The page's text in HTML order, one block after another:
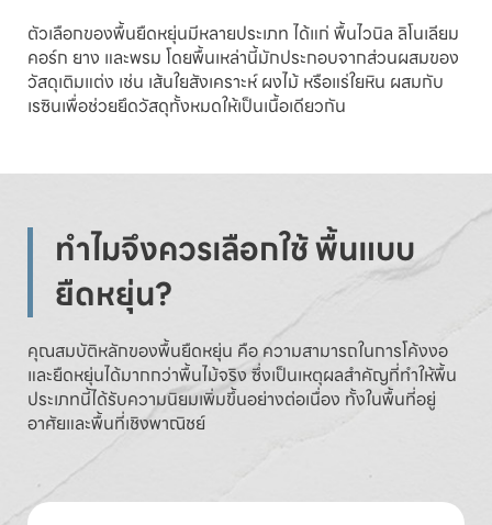
ตัวเลือกของพื้นยืดหยุ่นมีหลายประเภท ได้แก่ พื้นไวนิล ลิโนเลียม
คอร์ก ยาง และพรม โดยพื้นเหล่านี้มักประกอบจากส่วนผสมของ
วัสดุเติมแต่ง เช่น เส้นใยสังเคราะห์ ผงไม้ หรือแร่ใยหิน ผสมกับ
เรซินเพื่อช่วยยึดวัสดุทั้งหมดให้เป็นเนื้อเดียวกัน
ทำไมจึงควรเลือกใช้ พื้นแบบ
ยืดหยุ่น?
คุณสมบัติหลักของพื้นยืดหยุ่น คือ ความสามารถในการโค้งงอ
และยืดหยุ่นได้มากกว่าพื้นไม้จริง ซึ่งเป็นเหตุผลสำคัญที่ทำให้พื้น
ประเภทนี้ได้รับความนิยมเพิ่มขึ้นอย่างต่อเนื่อง ทั้งในพื้นที่อยู่
อาศัยและพื้นที่เชิงพาณิชย์